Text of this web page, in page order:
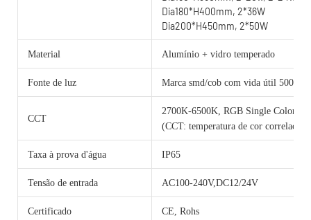
Dia180*H400mm, 2*36W
Dia200*H450mm, 2*50W
Material Alumínio + vidro temperado
Fonte de luz Marca smd/cob com vida útil 50000
CCT
2700K-6500K, RGB Single Color
(CCT: temperatura de cor
Taxa à prova d'água IP65
Tensão de entrada AC100-240V,DC12/24V
Certificado CE, Rohs